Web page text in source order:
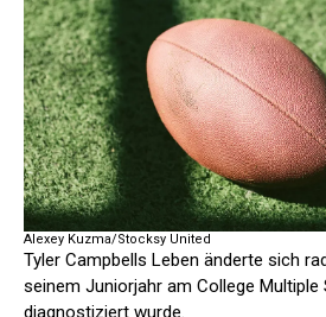
Alexey Kuzma/Stocksy United
Tyler Campbells Leben änderte sich
seinem Juniorjahr am College Multiple
diagnostiziert wurde.